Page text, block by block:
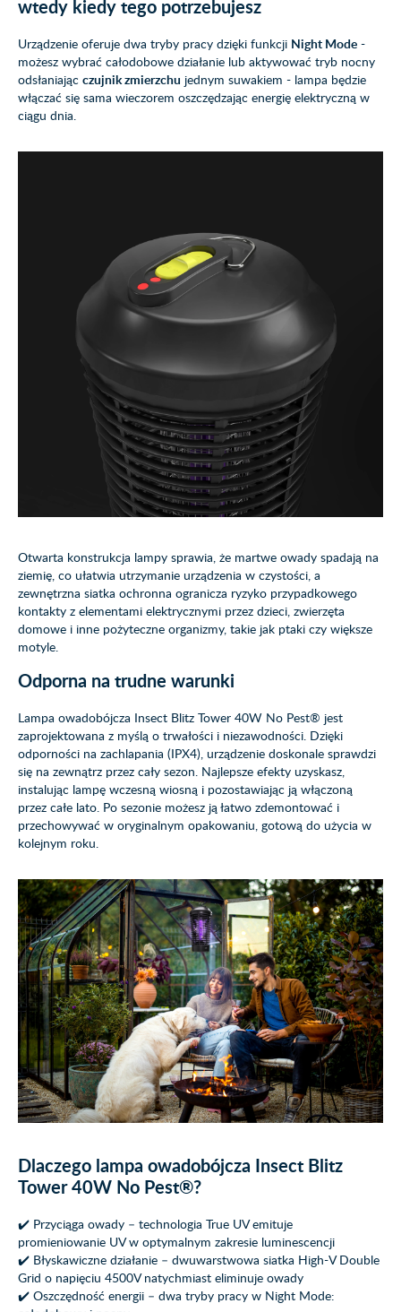
wtedy kiedy tego potrzebujesz
Urządzenie oferuje dwa tryby pracy dzięki funkcji Night Mode -
możesz wybrać całodobowe działanie lub aktywować tryb nocny
odsłaniając czujnik zmierzchu jednym suwakiem - lampa będzie
włączać się sama wieczorem oszczędzając energię elektryczną w
ciągu dnia.
Otwarta konstrukcja lampy sprawia, że martwe owady spadają na
ziemię, co ułatwia utrzymanie urządzenia w czystości, a
zewnętrzna siatka ochronna ogranicza ryzyko przypadkowego
kontakty z elementami elektrycznymi przez dzieci, zwierzęta
domowe i inne pożyteczne organizmy, takie jak ptaki czy większe
motyle.
Odporna na trudne warunki
Lampa owadobójcza Insect Blitz Tower 40W No Pest® jest
zaprojektowana z myślą o trwałości i niezawodności. Dzięki
odporności na zachlapania (IPX4), urządzenie doskonale sprawdzi
się na zewnątrz przez cały sezon. Najlepsze efekty uzyskasz,
instalując lampę wczesną wiosną i pozostawiając ją włączoną
przez całe lato. Po sezonie możesz ją łatwo zdemontować i
przechowywać w oryginalnym opakowaniu, gotową do użycia w
kolejnym roku.
Dlaczego lampa owadobójcza Insect Blitz
Tower 40W No Pest®?
✔️ Przyciąga owady – technologia True UV emituje
promieniowanie UV w optymalnym zakresie luminescencji
✔️ Błyskawiczne działanie – dwuwarstwowa siatka High-V Double
Grid o napięciu 4500V natychmiast eliminuje owady
✔️ Oszczędność energii – dwa tryby pracy w Night Mode: